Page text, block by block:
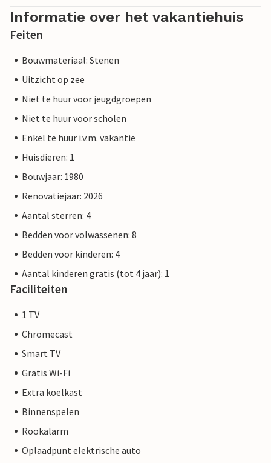
Informatie over het vakantiehuis
Feiten
Bouwmateriaal: Stenen
Uitzicht op zee
Niet te huur voor jeugdgroepen
Niet te huur voor scholen
Enkel te huur i.v.m. vakantie
Huisdieren: 1
Bouwjaar: 1980
Renovatiejaar: 2026
Aantal sterren: 4
Bedden voor volwassenen: 8
Bedden voor kinderen: 4
Aantal kinderen gratis (tot 4 jaar): 1
Faciliteiten
1 TV
Chromecast
Smart TV
Gratis Wi-Fi
Extra koelkast
Binnenspelen
Rookalarm
Oplaadpunt elektrische auto